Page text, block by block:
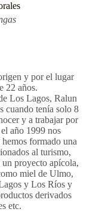
y por el lugar
22 años.
Los Lagos, Ralun
cuando tenía solo 8
y a trabajar por
año 1999 nos
formado una
al turismo,
un proyecto apícola,
miel de Ulmo,
y Los Ríos y
derivados
etc.